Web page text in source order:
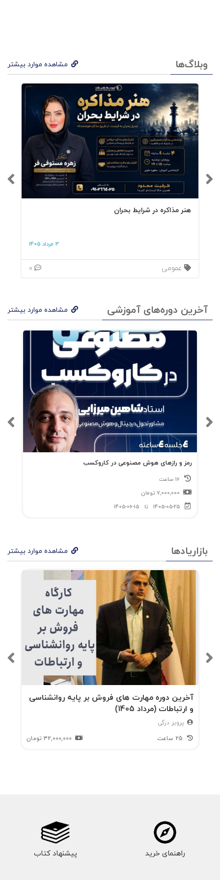
نقشه‌برداری از روان سازمان 57 یادداشتها و
ارجاعات 57 فصل چهارم 59 پویایی‌های روان‌شناختی
سازمانی: دامها و چالشها 59 ناحیه‌ی ۱: مشکلات در
مرز سازمان و فراتر از آن 60 سیمای عمومی ناهمگون
60 فرا‌فکنی سازمانی 62 ناحیه‌ی ۲: مشکلات در مرکز
آگاهی 63 مرکز آگاهی ناکارآمد 63 مراحل حیات
سازمان 66 سرکوب و انکار در روانشناسی سازمان
68 ناحیه‌ی ۳: عقده‌های سازمانی مشکل‌ساز 69
ارجاعات 74 فصل پنجم 77 روان‌پویشیهای سازمانی:
مسیرها 77 تمامیت‌یابی : سازمان را به خاطر بیاور،
فرایندهای بازتر 88 هزینه و فایده‌ی حرکت به سوی
تمامیت 90 نقشه‌برداری از روان سازمان 92
یادداشتها و ارجاعات 92 فصل ششم 94 به دنیای
واقعی وارد می‌شویم 94 کالج داگلاس 94 کلیسای
انجمنی سنترال اونیو 97 کالج منطقه‌ای آلبرتا 99
فرایند تمامیت‌یابی 102 جایی برای بچه‌های خاص 102
فرایند تمامیت‌یابی 104 ادغام دو سازمان خدماتِ
خانواده 105 فرایند تمامیت‌یابی 106 گروه صنایع
دفاعی (دی‌آی‌جی) 108 نقشه‌برداری از روان سازمان
دایره‌ی جادویی 118 رهبر در قامت قصهگو 119 گشودن
سازمان به روی عملکرد متعالی 121 رهبری و آگاهی
123 نقشه‌برداری از روان سازمان 124 یادداشتها و
ارجاعات 124 فصل هشتم 125 بازیابی تمامیت:
الگوی مشارکت 126 چهار نقش کلیدی مشاور و کوچ
برند 127 عشق، کاغذ تورنسل فرایند مشاوره 130
مشاوره با اصالت 130 مشاوره به‌عنوان پیشه‌ای علمی
و معنوی 131 نقشه‌برداری از روان سازمان 132
142 تکلیف ۱: گام دوم 145 شخصیت بخشیدن به
کهن‌الگوی سازمان 145 تکلیف ۱: گام سوم 147
وبلاگ‌ها مشاهده موارد بیشتر
هنر مذاکره در شرایط بحران
3 مرداد 1405
عمومی
آخرین دوره‌های آموزشی مشاهده موارد بیشتر
رمز و رازهای هوش مصنوعی در کاروکسب
7,000,000 تومان
1405-05-25
تا 1405-06-15
بازاریادها مشاهده موارد بیشتر
آخرین دوره مهارت های فروش بر پایه روانشناسی
و ارتباطات (مرداد 1405)
پرویز درگی
32,000,000 تومان
راهنمای خرید پیشنهاد کتاب